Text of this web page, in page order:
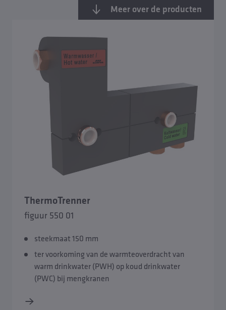
Overzicht ThermoTrenner
Meer over de producten
ThermoTrenner
figuur 550 01
steekmaat 150 mm
ter voorkoming van de warmteoverdracht van
warm drinkwater (PWH) op koud drinkwater
(PWC) bij mengkranen